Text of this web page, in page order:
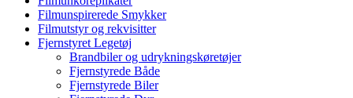
Filmunspirerede Smykker
Filmutstyr og rekvisitter
Fjernstyret Legetøj
Brandbiler og udrykningskøretøjer
Fjernstyrede Både
Fjernstyrede Biler